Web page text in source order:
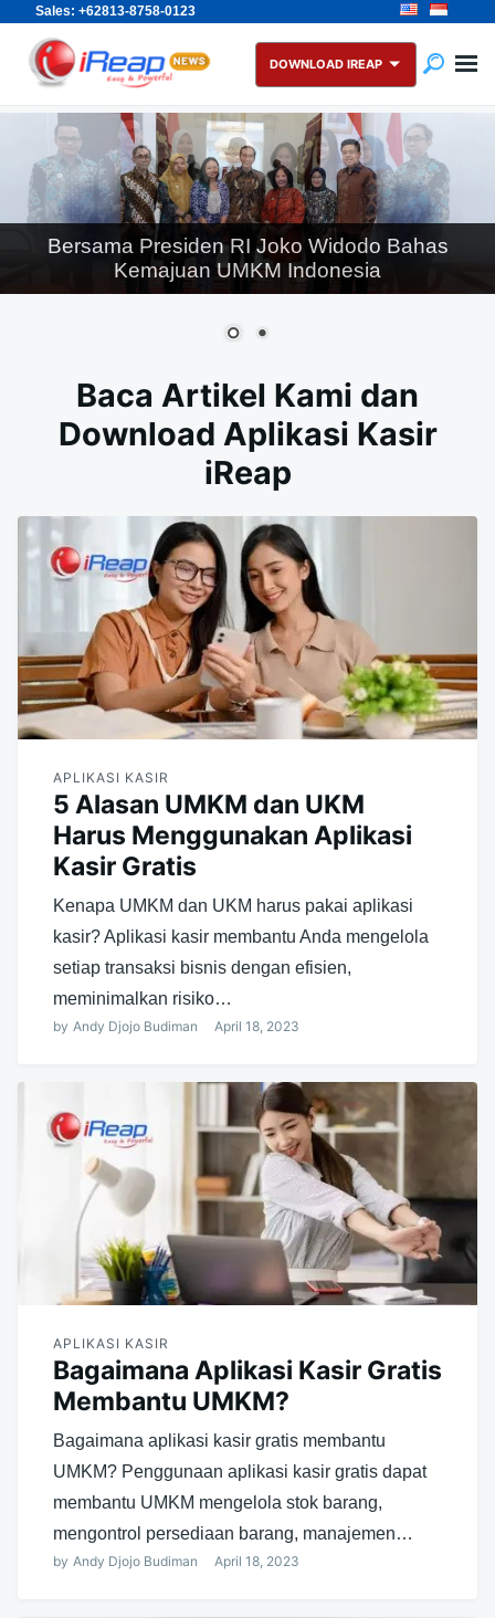
Sales: +62813-8758-0123
Skip
content
Search
for:
DOWNLOAD IREAP
Bersama Presiden RI Joko Widodo Bahas
Kemajuan UMKM Indonesia
Baca Artikel Kami dan
Download Aplikasi Kasir
iReap
APLIKASI KASIR
5 Alasan UMKM dan UKM
Harus Menggunakan Aplikasi
Kasir Gratis
Kenapa UMKM dan UKM harus pakai aplikasi
kasir? Aplikasi kasir membantu Anda mengelola
setiap transaksi bisnis dengan efisien,
meminimalkan risiko…
by Andy Djojo Budiman April 18, 2023
APLIKASI KASIR
Bagaimana Aplikasi Kasir Gratis
Membantu UMKM?
Bagaimana aplikasi kasir gratis membantu
UMKM? Penggunaan aplikasi kasir gratis dapat
membantu UMKM mengelola stok barang,
mengontrol persediaan barang, manajemen…
by Andy Djojo Budiman April 18, 2023